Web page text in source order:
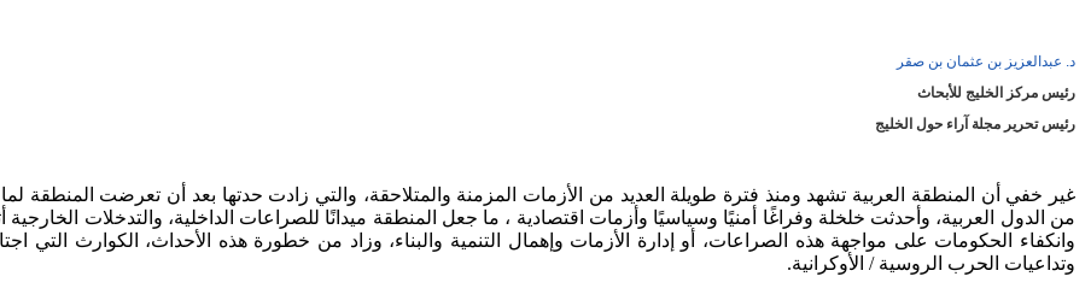
د. عبدالعزيز بن عثمان بن صقر
رئيس مركز الخليج للأبحاث
رئيس تحرير مجلة آراء حول الخليج
غير خفي أن المنطقة العربية تشهد ومنذ فترة طويلة العديد من الأزمات المزمنة والمتلاحقة، والتي زادت حدتها بعد أن تعرضت المنطقة
من الدول العربية، وأحدثت خلخلة وفراغًا أمنيًا وسياسيًا وأزمات اقتصادية ، ما جعل المنطقة ميدانًا للصراعات الداخلية، والتدخلات
وانكفاء الحكومات على مواجهة هذه الصراعات، أو إدارة الأزمات وإهمال التنمية والبناء، وزاد من خطورة هذه الأحداث، الكوارث التي
وتداعيات الحرب الروسية / الأوكرانية.